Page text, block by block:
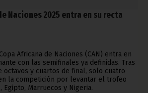
Naciones 2025 entra en su recta
Africana de Naciones (CAN) entra en
con las semifinales ya definidas. Tras
octavos y cuartos de final, solo cuatro
la competición por levantar el trofeo
Egipto, Marruecos y Nigeria.